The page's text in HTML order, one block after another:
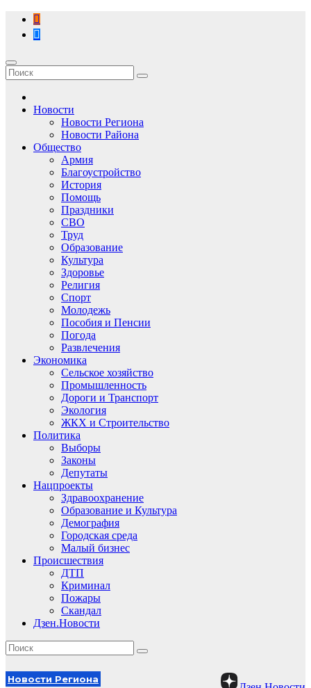
Перейти
содержимому
Новости
Новости Региона
Новости Района
Общество
Армия
Благоустройство
История
Помощь
Праздники
СВО
Труд
Образование
Культура
Здоровье
Религия
Спорт
Молодежь
Пособия и Пенсии
Погода
Развлечения
Экономика
Сельское хозяйство
Промышленность
Дороги и Транспорт
Экология
ЖКХ и Строительство
Политика
Выборы
Законы
Депутаты
Нацпроекты
Здравоохранение
Образование и Культура
Демография
Городская среда
Малый бизнес
Происшествия
ДТП
Криминал
Пожары
Скандал
Дзен.Новости
Новости Региона